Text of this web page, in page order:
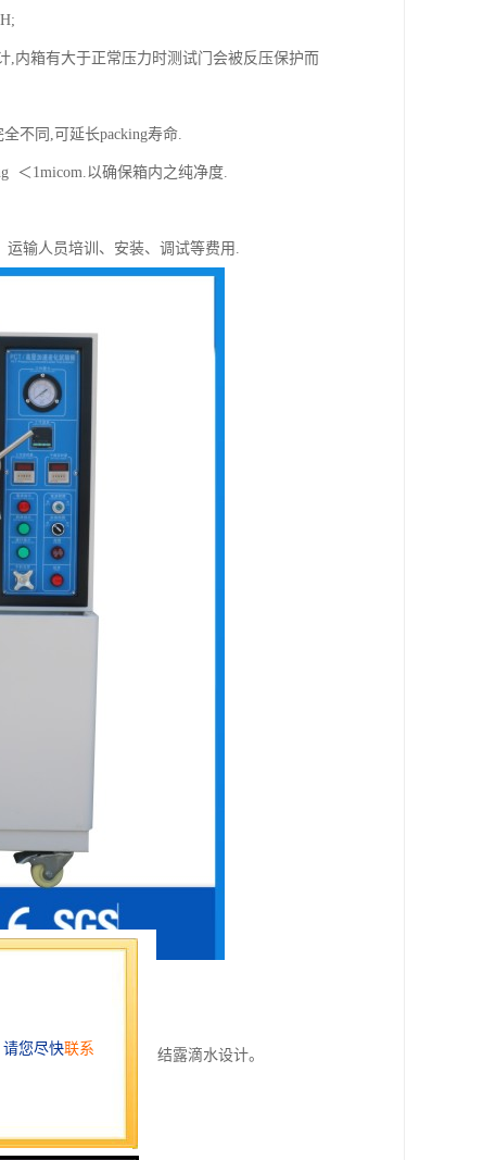
,内箱有大于正常压力时测试门会被反压保护而
不同,可延长packing寿命.
＜1micom.以确保箱内之纯净度.
输人员培训、安装、调试等费用.
标准，可防止试验中结露滴水设计。